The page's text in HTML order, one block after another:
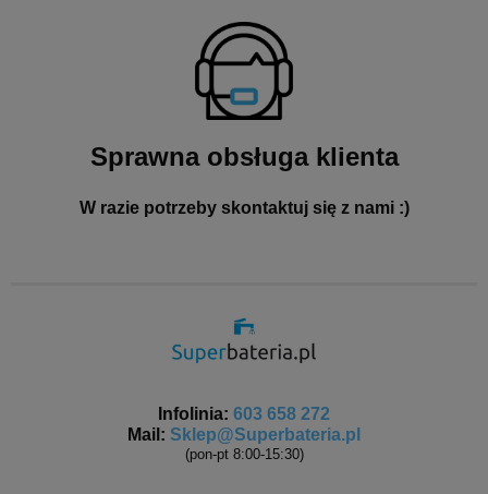
Sprawna obsługa klienta
W razie potrzeby skontaktuj się z nami :)
Infolinia: 603 658 272
Mail: Sklep@Superbateria.pl
(pon-pt 8:00-15:30)